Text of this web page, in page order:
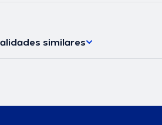
similares